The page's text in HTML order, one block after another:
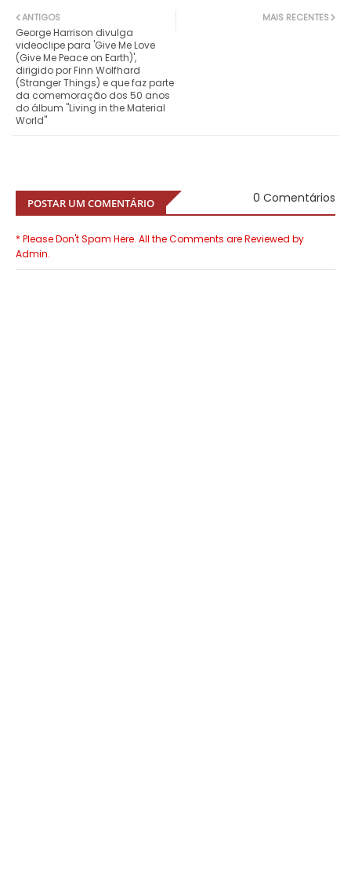
MAIS RECENTES
ANTIGOS
George Harrison divulga
videoclipe para 'Give Me Love
(Give Me Peace on Earth)',
dirigido por Finn Wolfhard
(Stranger Things) e que faz parte
da comemoração dos 50 anos
do álbum "Living in the Material
World"
POSTAR UM COMENTÁRIO 0 Comentários
* Please Don't Spam Here. All the Comments are Reviewed by
Admin.